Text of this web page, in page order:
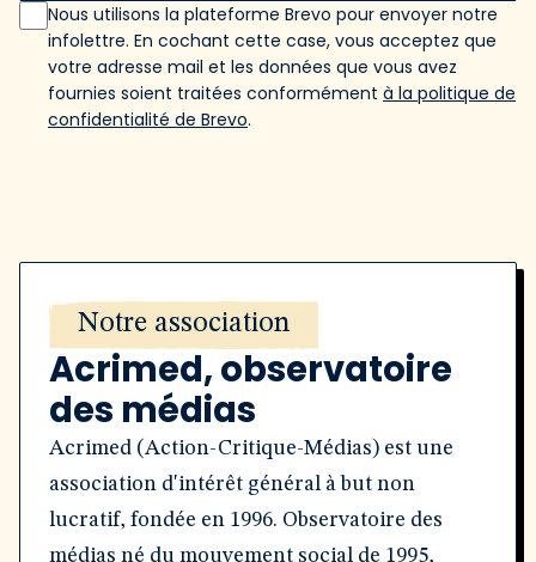
Nous utilisons la plateforme Brevo pour envoyer notre
infolettre. En cochant cette case, vous acceptez que
votre adresse mail et les données que vous avez
fournies soient traitées conformément à la politique de
confidentialité de Brevo.
Notre association
Acrimed, observatoire
des médias
Acrimed (Action-Critique-Médias) est une
association d'intérêt général à but non
lucratif, fondée en 1996. Observatoire des
médias né du mouvement social de 1995,